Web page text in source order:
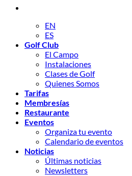
EN
ES
Golf Club
El Campo
Instalaciones
Clases de Golf
Quienes Somos
Tarifas
Membresías
Restaurante
Eventos
Organiza tu evento
Calendario de eventos
Noticias
Últimas noticias
Newsletters